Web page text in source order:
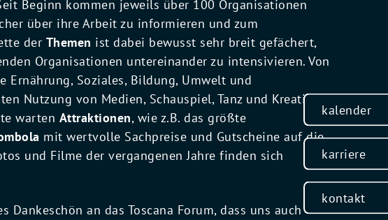
kalender
karriere
kontakt
Beginn kommen jeweils über 100 Organisationen
über ihre Arbeit zu informieren und zum
der Themen ist dabei bewusst sehr breit gefächert,
Organisationen untereinander zu intensivieren. Von
Ernährung, Soziales, Bildung, Umwelt und
Nutzung von Medien, Schauspiel, Tanz und Kreativität
warten Attraktionen, wie z.B. das größte
mit wertvolle Sachpreise und Gutscheine auf die
und Filme der vergangenen Jahre finden sich
an das Toscana Forum, dass uns auch